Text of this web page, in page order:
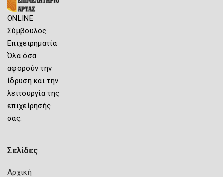
ONLINE
Σύμβουλος
Επιχειρηματία
Όλα όσα
αφορούν την
ίδρυση και την
λειτουργία της
επιχείρησής
σας.
Σελίδες
Αρχική